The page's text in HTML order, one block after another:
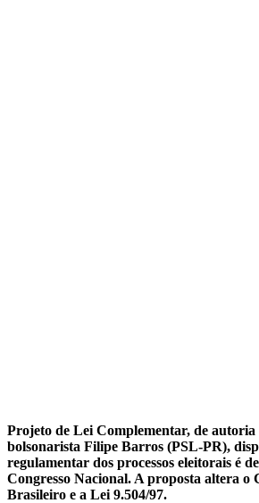
Projeto de Lei Complementar, de
bolsonarista Filipe Barros (PSL-PR),
regulamentar dos processos eleitorais é
Congresso Nacional. A proposta altera o
Brasileiro e a Lei 9.504/97.